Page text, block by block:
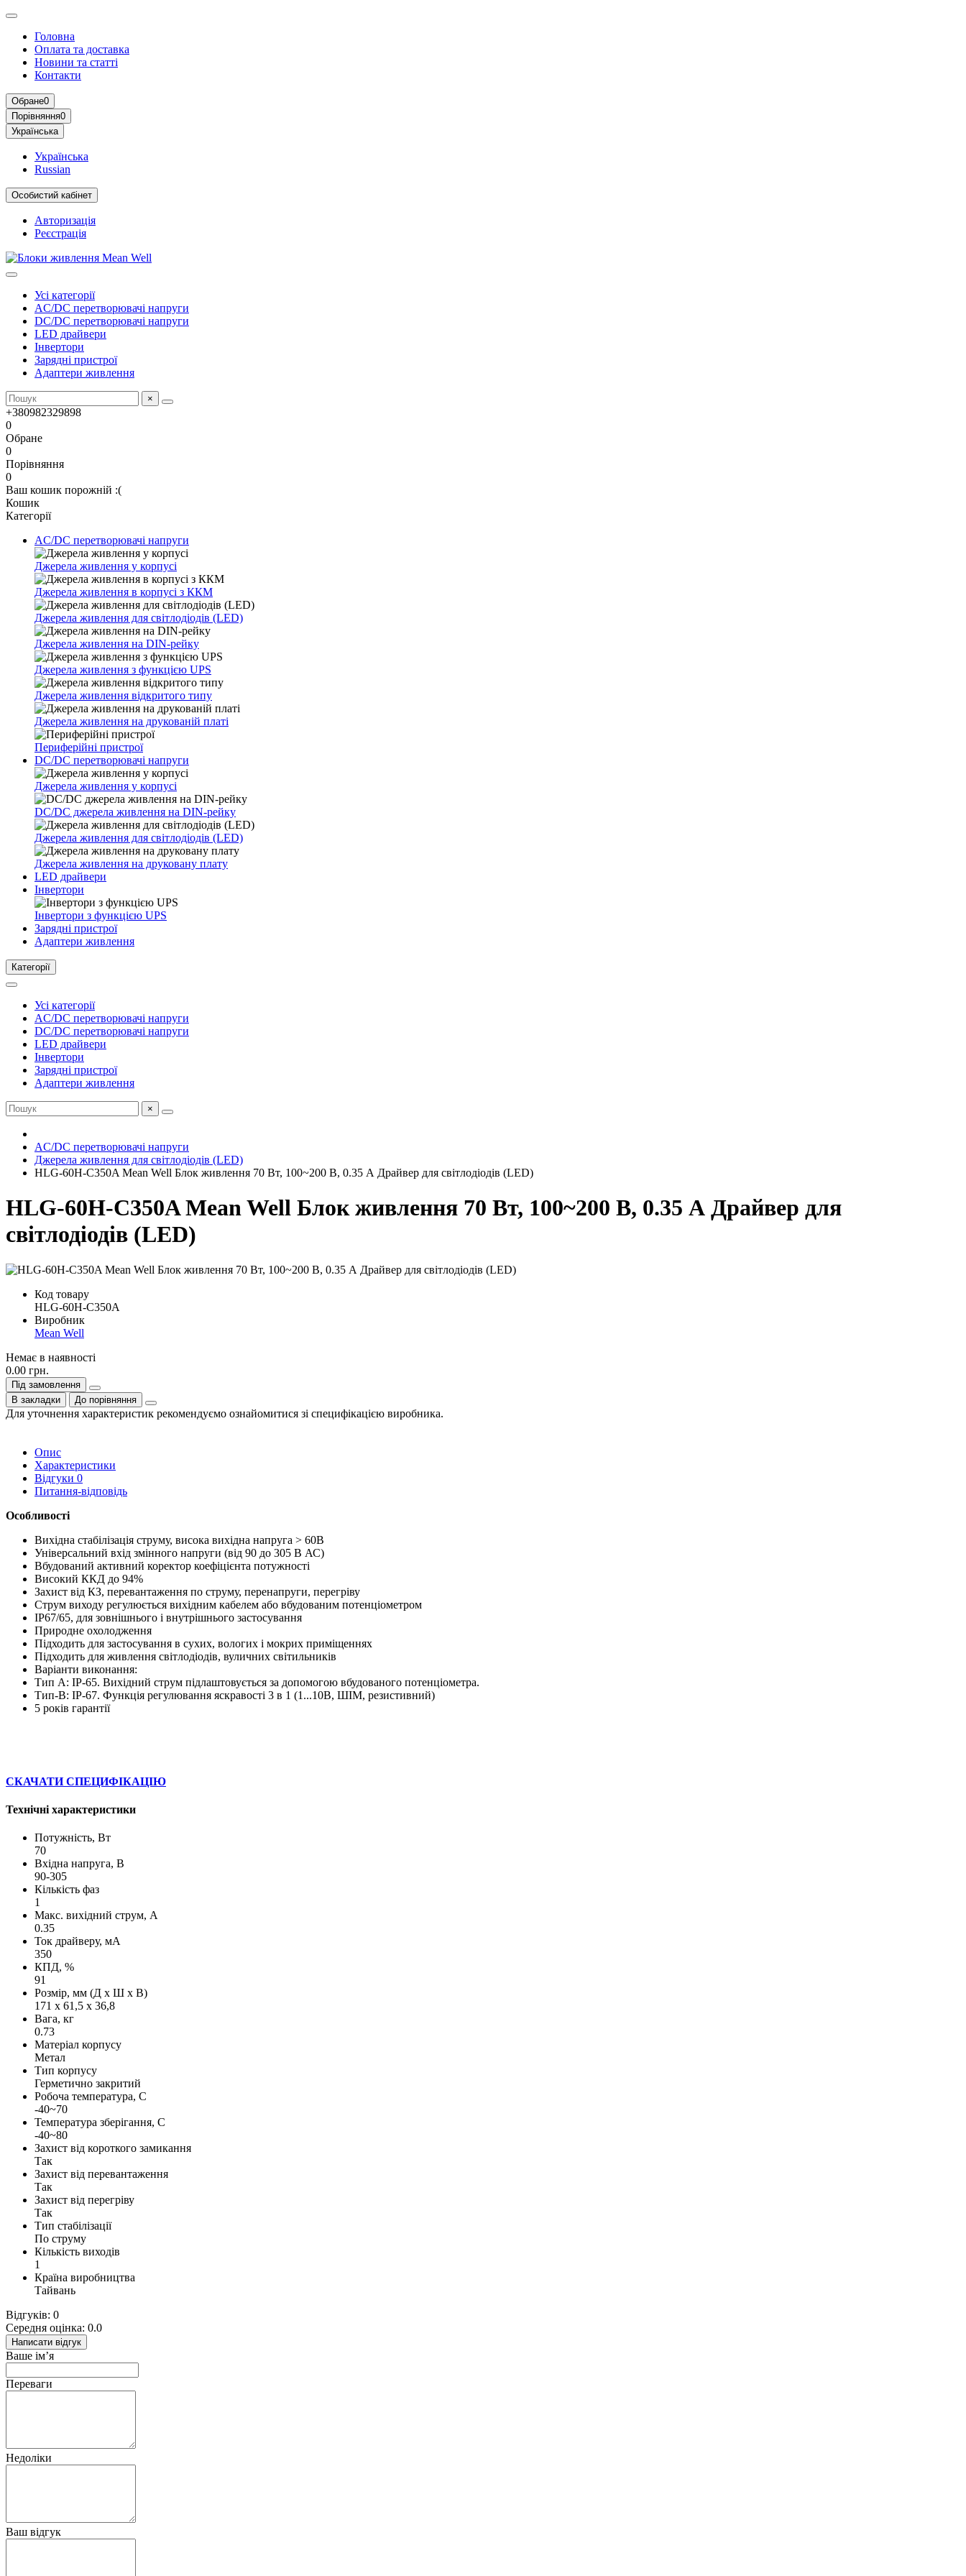
Головна
Оплата та доставка
Новини та статті
Контакти
Обране0
Порівняння0
Українська
Українська
Russian
Особистий кабінет
Авторизація
Реєстрація
Усі категорії
AC/DC перетворювачі напруги
DC/DC перетворювачі напруги
LED драйвери
Інвертори
Зарядні пристрої
Адаптери живлення
×
+380982329898
0
Обране
0
Порівняння
0
Ваш кошик порожній :(
Кошик
Категорії
AC/DC перетворювачі напруги
Джерела живлення у корпусі
Джерела живлення в корпусі з ККМ
Джерела живлення для світлодіодів (LED)
Джерела живлення на DIN-рейку
Джерела живлення з функцією UPS
Джерела живлення відкритого типу
Джерела живлення на друкованій платі
Периферійні пристрої
DC/DC перетворювачі напруги
Джерела живлення у корпусі
DC/DC джерела живлення на DIN-рейку
Джерела живлення для світлодіодів (LED)
Джерела живлення на друковану плату
LED драйвери
Інвертори
Інвертори з функцією UPS
Зарядні пристрої
Адаптери живлення
Категорії
Усі категорії
AC/DC перетворювачі напруги
DC/DC перетворювачі напруги
LED драйвери
Інвертори
Зарядні пристрої
Адаптери живлення
×
AC/DC перетворювачі напруги
Джерела живлення для світлодіодів (LED)
HLG-60H-C350A Mean Well Блок живлення 70 Вт, 100~200 В, 0.35 А Драйвер для світлодіодів (LED)
HLG-60H-C350A Mean Well Блок живлення 70 Вт, 100~200 В, 0.35 А Драйвер для
світлодіодів (LED)
Код товару
HLG-60H-C350A
Виробник
Mean Well
Немає в наявності
0.00 грн.
Під замовлення
В закладки
До порівняння
Для уточнення характеристик рекомендуємо ознайомитися зі специфікацією виробника.
Опис
Характеристики
Відгуки 0
Питання-відповідь
Особливості
Вихідна стабілізація струму, висока вихідна напруга > 60В
Універсальний вхід змінного напруги (від 90 до 305 В АС)
Вбудований активний коректор коефіцієнта потужності
Високий ККД до 94%
Захист від КЗ, перевантаження по струму, перенапруги, перегріву
Струм виходу регулюється вихідним кабелем або вбудованим потенціометром
IP67/65, для зовнішнього і внутрішнього застосування
Природне охолодження
Підходить для застосування в сухих, вологих і мокрих приміщеннях
Підходить для живлення світлодіодів, вуличних світильників
Варіанти виконання:
Тип А: IP-65. Вихідний струм підлаштовується за допомогою вбудованого потенціометра.
Тип-B: IP-67. Функція регулювання яскравості 3 в 1 (1...10В, ШІМ, резистивний)
5 років гарантії
СКАЧАТИ СПЕЦИФІКАЦІЮ
Технічні характеристики
Потужність, Вт
70
Вхідна напруга, В
90-305
Кількість фаз
1
Макс. вихідний струм, А
0.35
Ток драйверу, мА
350
КПД, %
91
Розмір, мм (Д х Ш х В)
171 х 61,5 х 36,8
Вага, кг
0.73
Матеріал корпусу
Метал
Тип корпусу
Герметично закритий
Робоча температура, С
-40~70
Температура зберігання, С
-40~80
Захист від короткого замикання
Так
Захист від перевантаження
Так
Захист від перегріву
Так
Тип стабілізації
По струму
Кількість виходів
1
Країна виробництва
Тайвань
Відгуків: 0
Середня оцінка: 0.0
Написати відгук
Ваше ім’я
Переваги
Недоліки
Ваш відгук